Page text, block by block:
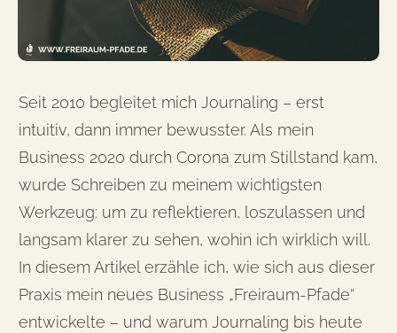
Seit 2010 begleitet mich Journaling – erst
intuitiv, dann immer bewusster. Als mein
Business 2020 durch Corona zum Stillstand kam,
wurde Schreiben zu meinem wichtigsten
Werkzeug: um zu reflektieren, loszulassen und
langsam klarer zu sehen, wohin ich wirklich will.
In diesem Artikel erzähle ich, wie sich aus dieser
Praxis mein neues Business „Freiraum-Pfade“
entwickelte – und warum Journaling bis heute